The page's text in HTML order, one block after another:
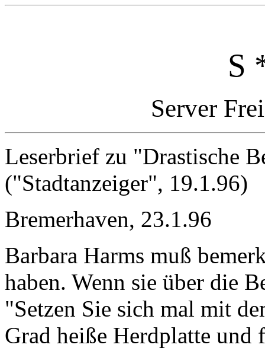
S
Server
Leserbrief zu "Drastische
("Stadtanzeiger", 19.1.96)
Bremerhaven, 23.1.96
Barbara Harms muß
haben. Wenn sie über die
"Setzen Sie sich mal mit
Grad heiße Herdplatte und